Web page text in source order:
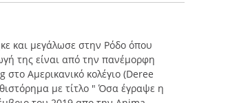
και μεγάλωσε στην Ρόδο όπου
της είναι από την πανέμορφη
Αμερικανικό κολέγιο (Deree
με τίτλο " Όσα έγραψε η